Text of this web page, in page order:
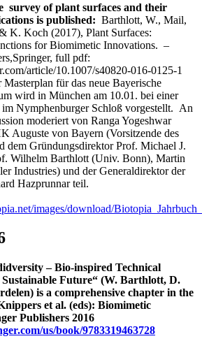
survey of plant surfaces and their
is published: Barthlott, W., Mail,
K. Koch (2017), Plant Surfaces:
for Biomimetic Innovations. –
full pdf:
article/10.1007/s40820-016-0125-1
Masterplan für das neue Bayerische
wird in München am 10.01. bei einer
im Nymphenburger Schloß vorgestellt. An
moderiert von Ranga Yogeshwar
Auguste von Bayern (Vorsitzende des
dem Gründungsdirektor Prof. Michael J.
Wilhelm Barthlott (Univ. Bonn), Martin
Industries) und der Generaldirektor der
Hazprunnar teil.
images/download/
– Bio-inspired Technical
Future“ (W. Barthlott, D.
is a comprehensive chapter in the
et al. (eds): Biomimetic
Publishers 2016
us/book/9783319463728